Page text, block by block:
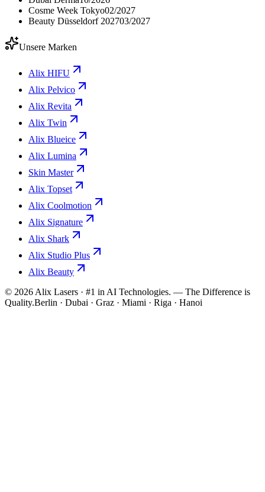
Cosme Week Tokyo02/2027
Beauty Düsseldorf 202703/2027
Unsere Marken
Alix HIFU
Alix Pelvico
Alix Revita
Alix Twin
Alix Blueice
Alix Lumina
Skin Master
Alix Topset
Alix Coolmotion
Alix Signature
Alix Shark
Alix Studio Plus
Alix Beauty
© 2026Alix Lasers · #1 in AI Technologies. — The Difference is
Quality.Berlin · Dubai · Graz · Miami · Riga · Hanoi